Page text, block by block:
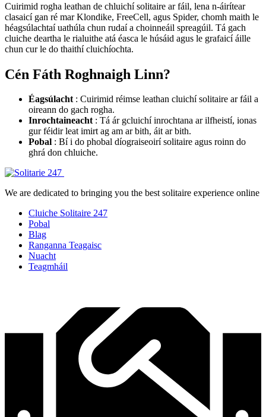
Cuirimid rogha leathan de chluichí solitaire ar fáil, lena n-áirítear
clasaicí gan ré mar Klondike, FreeCell, agus Spider, chomh maith le
héagsúlachtaí uathúla chun rudaí a choinneáil spreagúil. Tá gach
cluiche deartha le rialuithe atá éasca le húsáid agus le grafaicí áille
chun cur le do thaithí cluichíochta.
Cén Fáth Roghnaigh Linn?
Éagsúlacht: Cuirimid réimse leathan cluichí solitaire ar fáil a
oireann do gach rogha.
Inrochtaineacht: Tá ár gcluichí inrochtana ar ilfheistí, ionas
gur féidir leat imirt ag am ar bith, áit ar bith.
Pobal : Bí i do phobal díograiseoirí solitaire agus roinn do
ghrá don chluiche.
We are dedicated to bringing you the best solitaire experience online
Cluiche Solitaire 247
Pobal
Blag
Ranganna Teagaisc
Nuacht
Teagmháil